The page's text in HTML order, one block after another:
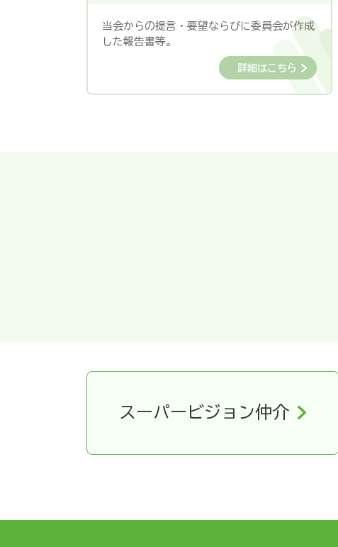
当会からの提言・要望ならびに委員会が作成
した報告書等。
詳細はこちら
スーパービジョン仲介